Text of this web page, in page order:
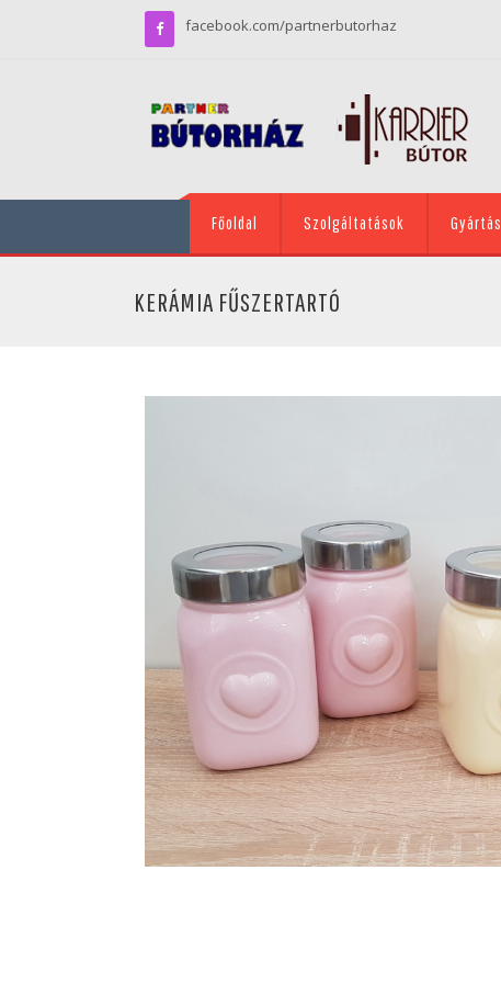
facebook.com/partnerbutorhaz
Főoldal Szolgáltatások Gyártás
KERÁMIA FŰSZERTARTÓ